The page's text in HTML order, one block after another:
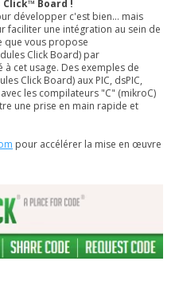
Board !
développer c'est bien... mais
faciliter une intégration au sein de
que vous propose
Click Board) par
cet usage. Des exemples de
Click Board) aux PIC, dsPIC,
avec les compilateurs "C" (mikroC)
une prise en main rapide et
pour accélérer la mise en œuvre